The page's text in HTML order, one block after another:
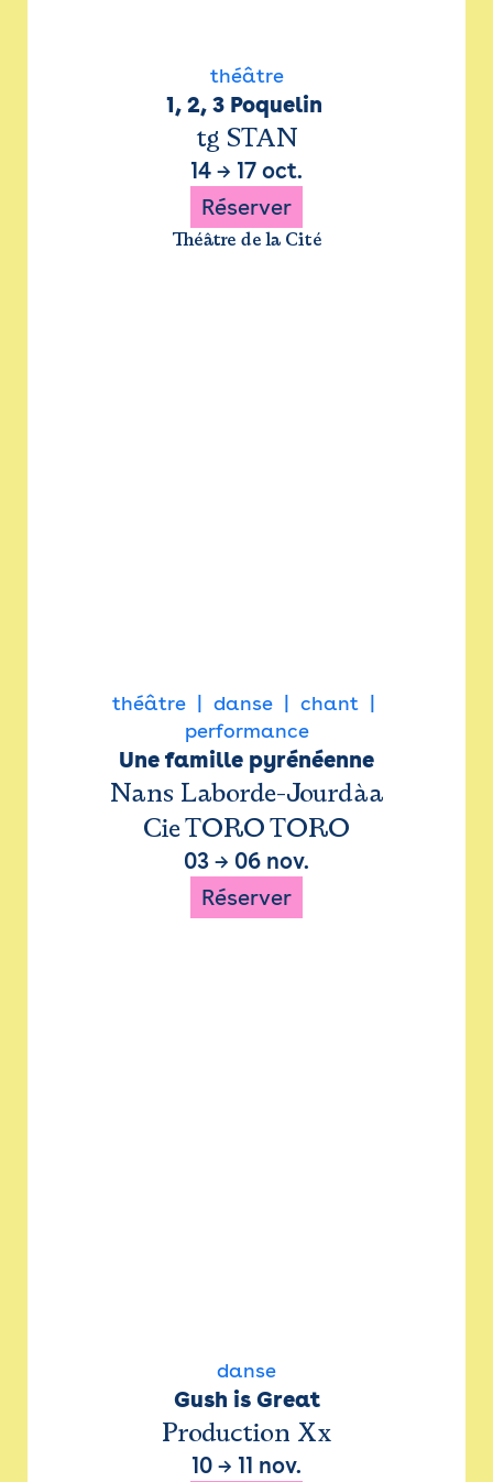
théâtre
1, 2, 3 Poquelin
tg STAN
14 → 17 oct.
Réserver
Théâtre de la Cité
théâtre danse
chant
performance
Une famille pyrénéenne
Nans Laborde-Jourdàa
Cie TORO TORO
03 → 06 nov.
Réserver
danse
Gush is Great
Production Xx
10 → 11 nov.